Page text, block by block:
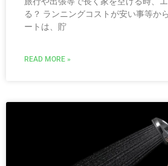
る？ ランニングコストが安い事等か
ートは、貯
READ MORE »